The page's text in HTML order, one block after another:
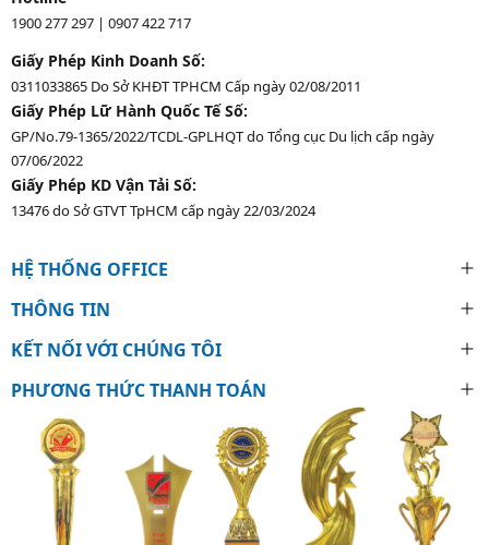
1900 277 297 | 0907 422 717
Giấy Phép Kinh Doanh Số:
0311033865 Do Sở KHĐT TPHCM Cấp ngày 02/08/2011
Giấy Phép Lữ Hành Quốc Tế Số:
GP/No.79-1365/2022/TCDL-GPLHQT do Tổng cục Du lịch cấp ngày
07/06/2022
Giấy Phép KD Vận Tải Số:
13476 do Sở GTVT TpHCM cấp ngày 22/03/2024
HỆ THỐNG OFFICE
THÔNG TIN
KẾT NỐI VỚI CHÚNG TÔI
PHƯƠNG THỨC THANH TOÁN